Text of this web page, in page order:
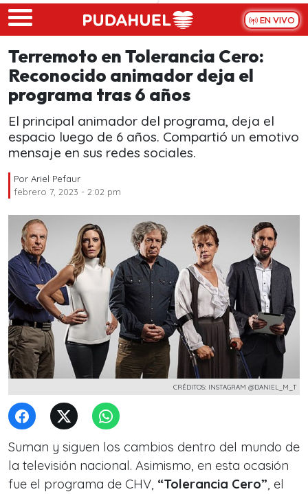
Skip to main content
EN VIVO
Terremoto en Tolerancia Cero:
Reconocido animador deja el
programa tras 6 años
El principal animador del programa, deja el
espacio luego de 6 años. Compartió un emotivo
mensaje en sus redes sociales.
Por Ariel Pefaur
febrero 7, 2023 - 2:02 pm
CRÉDITOS: INSTAGRAM @DANIEL_M_T
Suman y siguen los cambios dentro del mundo de
la televisión nacional. Asimismo, en esta ocasión
fue el programa de CHV, “Tolerancia Cero”, el